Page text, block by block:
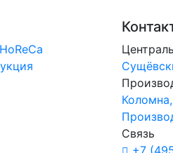
HoReCa
Связь